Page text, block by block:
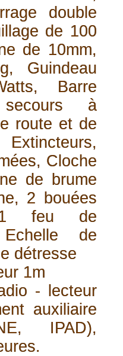
double
de 100
de 10mm,
Guindeau
Barre
à
route et de
Cloche
de brume
2 bouées
feu de
Echelle de
détresse
1m
- lecteur
auxiliaire
IPAD),